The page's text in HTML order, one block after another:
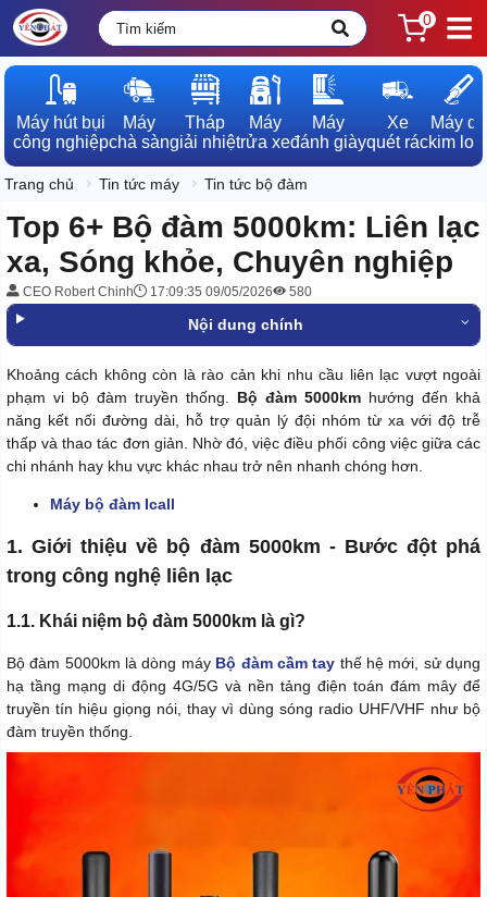
0
Máy hút bụi
công nghiệp
Máy
chà sàn
Tháp
giải nhiệt
Máy
rửa xe
Máy
đánh giày
Xe
quét rác
Máy dò
kim loại
Trang chủ Tin tức máy Tin tức bộ đàm
Top 6+ Bộ đàm 5000km: Liên lạc
xa, Sóng khỏe, Chuyên nghiệp
CEO Robert Chinh 17:09:35 09/05/2026 580
Nội dung chính
Khoảng cách không còn là rào cản khi nhu cầu liên lạc vượt ngoài
phạm vi bộ đàm truyền thống. Bộ đàm 5000km hướng đến khả
năng kết nối đường dài, hỗ trợ quản lý đội nhóm từ xa với độ trễ
thấp và thao tác đơn giản. Nhờ đó, việc điều phối công việc giữa các
chi nhánh hay khu vực khác nhau trở nên nhanh chóng hơn.
Máy bộ đàm Icall
1. Giới thiệu về bộ đàm 5000km - Bước đột phá
trong công nghệ liên lạc
1.1. Khái niệm bộ đàm 5000km là gì?
Bộ đàm 5000km là dòng máy Bộ đàm cầm tay thế hệ mới, sử dụng
hạ tầng mạng di động 4G/5G và nền tảng điện toán đám mây để
truyền tín hiệu giọng nói, thay vì dùng sóng radio UHF/VHF như bộ
đàm truyền thống.